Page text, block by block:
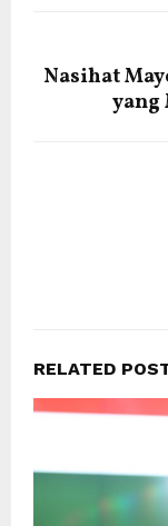
Nasihat
yang
RELATED